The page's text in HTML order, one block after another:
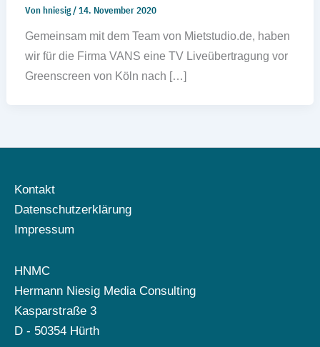
Vonhniesig/14. November 2020
Gemeinsam mit dem Team von Mietstudio.de, haben
wir für die Firma VANS eine TV Liveübertragung vor
Greenscreen von Köln nach […]
Kontakt
Datenschutzerklärung
Impressum
HNMC
Hermann Niesig Media Consulting
Kasparstraße 3
D - 50354 Hürth